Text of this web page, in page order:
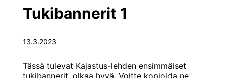
Tukibannerit 1
13.3.2023
Tässä tulevat Kajastus-lehden ensimmäiset
tukibannerit, olkaa hyvä. Voitte kopioida ne